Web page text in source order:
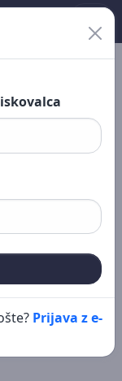
Prijava z e-